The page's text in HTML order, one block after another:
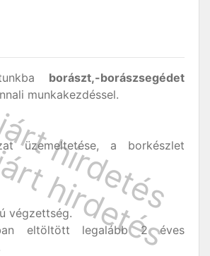
borászt,-borászsegédet
munkakezdéssel.
üzemeltetése, a borkészlet
végzettség.
eltöltött legalább 2 éves